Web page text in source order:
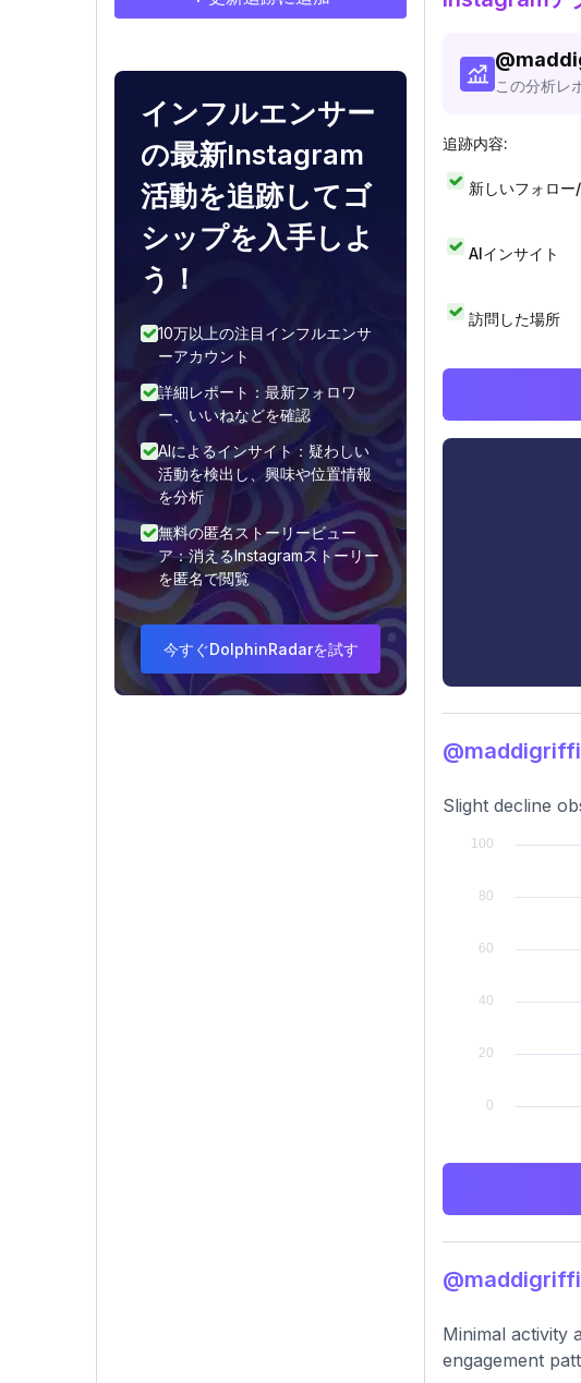
インフルエンサー
の最新Instagram
活動を追跡してゴ
シップを入手しよ
う！
10万以上の注目インフルエンサ
ーアカウント
詳細レポート：最新フォロワ
ー、いいねなどを確認
AIによるインサイト：疑わしい
活動を検出し、興味や位置情報
を分析
無料の匿名ストーリービュー
ア：消えるInstagramストーリー
を匿名で閲覧
今すぐDolphinRadarを試す
@
この分析レ
追跡内容:
新しいフォロー
AIインサイト
訪問した場所
Slight decline
Minimal activity
engagement